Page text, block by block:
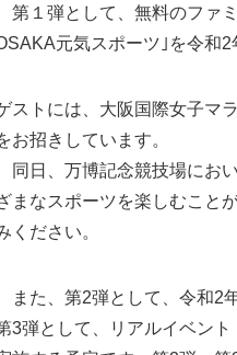
第１弾として、無料のファ
元気スポーツ｣を令和2
ストには、大阪国際女子マ
お招きしています。
同日、万博記念競技場にお
まなスポーツを楽しむこと
ください。
また、第2弾として、令和2
3弾として、リアルイベン